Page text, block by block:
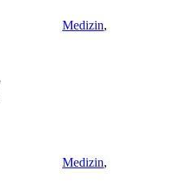
Medizin,
Medizin,